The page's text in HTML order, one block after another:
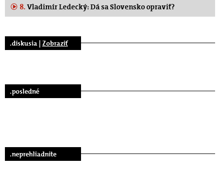
8. Vladimír Ledecký: Dá sa Slovensko opraviť?
.diskusia | Zobraziť
.posledné
.neprehliadnite